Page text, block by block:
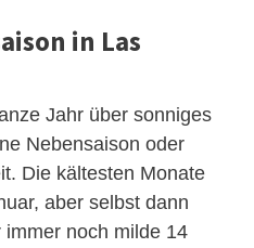
in Las
Jahr über sonniges
Nebensaison oder
Die kältesten Monate
aber selbst dann
noch milde 14